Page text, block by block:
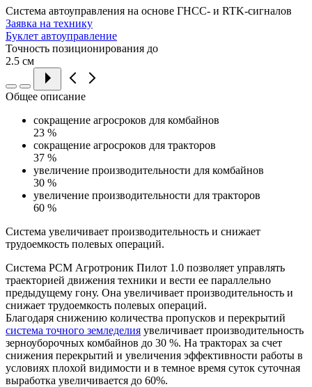
Система автоуправления на основе ГНСС- и RTK-сигналов
Заявка на технику
Буклет автоуправление
Точность позиционирования до
2.5 см
Общее описание
сокращение агросроков для комбайнов
23 %
сокращение агросроков для тракторов
37 %
увеличение производительности для комбайнов
30 %
увеличение производительности для тракторов
60 %
Система увеличивает производительность и снижает
трудоемкость полевых операций.
Система РСМ Агротроник Пилот 1.0 позволяет управлять
траекторией движения техники и вести ее параллельно
предыдущему гону. Она увеличивает производительность и
снижает трудоемкость полевых операций.
Благодаря снижению количества пропусков и перекрытий
система точного земледелия увеличивает производительность
зерноуборочных комбайнов до 30 %. На тракторах за счет
снижения перекрытий и увеличения эффективности работы в
условиях плохой видимости и в темное время суток суточная
выработка увеличивается до 60%.